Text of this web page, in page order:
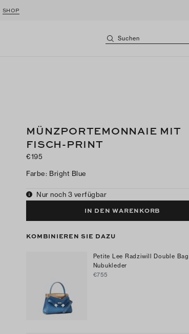
SHOP
Suchen
MÜNZPORTEMONNAIE MIT
FISCH-PRINT
€195
Farbe: Bright Blue
Nur noch 3 verfügbar
IN DEN WARENKORB
KOMBINIEREN SIE DAZU
Petite Lee Radziwill Double
Nubukleder
€755